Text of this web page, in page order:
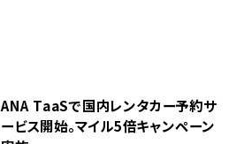
ANA TaaSで国内レンタカー予約サ
ービス開始。マイル5倍キャンペーン